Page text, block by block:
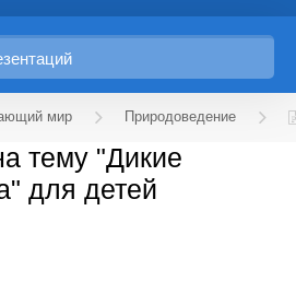
мир Природоведение
тему "Дикие
для детей